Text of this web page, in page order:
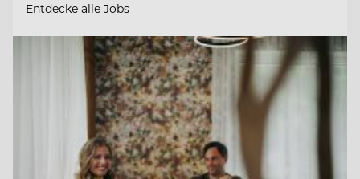
Entdecke alle Jobs